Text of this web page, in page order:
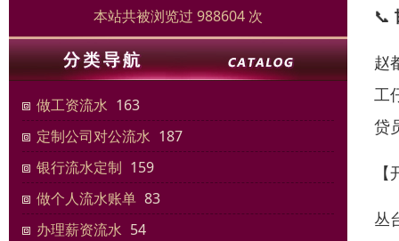
本站共被浏览过 988604 次
做工资流水 163
定制公司对公流水 187
银行流水定制 159
做个人流水账单 83
办理薪资流水 54
📞
赵
工
贷
丛